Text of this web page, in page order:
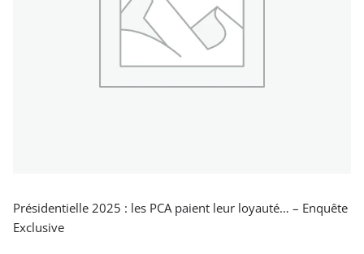
Présidentielle 2025 : les PCA paient leur loyauté… – Enquête
Exclusive